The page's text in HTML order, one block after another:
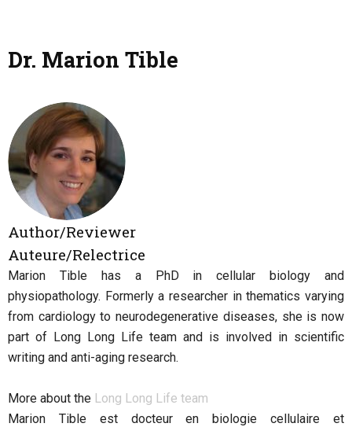
Dr. Marion Tible
Author/Reviewer
Auteure/Relectrice
Marion Tible has a PhD in cellular biology and
physiopathology. Formerly a researcher in thematics varying
from cardiology to neurodegenerative diseases, she is now
part of Long Long Life team and is involved in scientific
writing and anti-aging research.
More about the Long Long Life team
Marion Tible est docteur en biologie cellulaire et